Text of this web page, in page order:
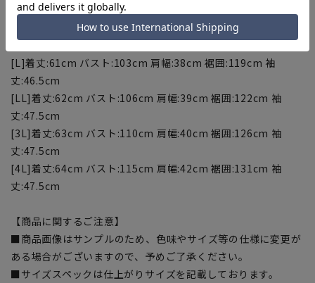
丈:44.5cm
[M]着丈:60cm バスト:100cm 肩幅:37cm 裾囲:116cm 袖
丈:45.5cm
[L]着丈:61cm バスト:103cm 肩幅:38cm 裾囲:119cm 袖
丈:46.5cm
[LL]着丈:62cm バスト:106cm 肩幅:39cm 裾囲:122cm 袖
丈:47.5cm
[3L]着丈:63cm バスト:110cm 肩幅:40cm 裾囲:126cm 袖
丈:47.5cm
[4L]着丈:64cm バスト:115cm 肩幅:42cm 裾囲:131cm 袖
丈:47.5cm
【商品に関するご注意】
■商品画像はサンプルのため、色味やサイズ等の仕様に変更が
ある場合がございますので、予めご了承ください。
■サイズスペックは仕上がりサイズを記載しております。